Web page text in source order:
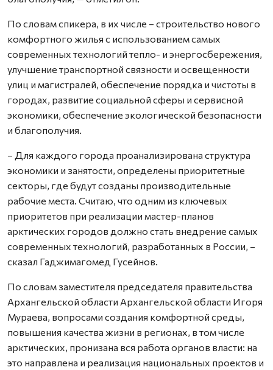
По словам спикера, в их числе – строительство нового
комфортного жилья с использованием самых
современных технологий тепло- и энергосбережения,
улучшение транспортной связности и освещенности
улиц и магистралей, обеспечение порядка и чистоты в
городах, развитие социальной сферы и сервисной
экономики, обеспечение экологической безопасности
и благополучия.
– Для каждого города проанализирована структура
экономики и занятости, определены приоритетные
секторы, где будут созданы производительные
рабочие места. Считаю, что одним из ключевых
приоритетов при реализации мастер-планов
арктических городов должно стать внедрение самых
современных технологий, разработанных в России, –
сказал Гаджимагомед Гусейнов.
По словам заместителя председателя правительства
Архангельской области Архангельской области Игоря
Мураева, вопросами создания комфортной среды,
повышения качества жизни в регионах, в том числе
арктических, пронизана вся работа органов власти: на
это направлена и реализация национальных проектов и